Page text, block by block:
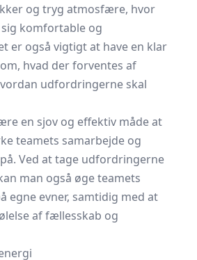
og tryg atmosfære, hvor
komfortable og
er også vigtigt at have en klar
hvad der forventes af
udfordringerne skal
en sjov og effektiv måde at
teamets samarbejde og
Ved at tage udfordringerne
man også øge teamets
egne evner, samtidig med at
af fællesskab og